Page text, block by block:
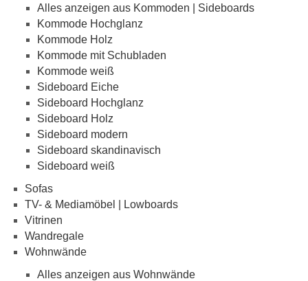
Alles anzeigen aus Kommoden | Sideboards
Kommode Hochglanz
Kommode Holz
Kommode mit Schubladen
Kommode weiß
Sideboard Eiche
Sideboard Hochglanz
Sideboard Holz
Sideboard modern
Sideboard skandinavisch
Sideboard weiß
Sofas
TV- & Mediamöbel | Lowboards
Vitrinen
Wandregale
Wohnwände
Alles anzeigen aus Wohnwände